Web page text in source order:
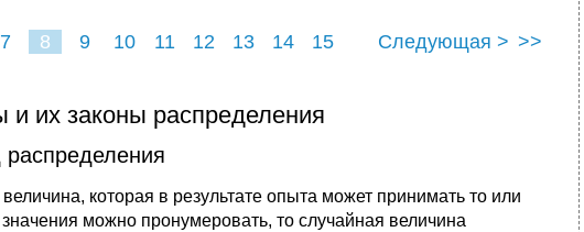
7 8 9 10 11 12 13 14
15
Следующая > >>
их законы распределения
которая в результате опыта может принимать то или
можно пронумеровать, то случайная величина